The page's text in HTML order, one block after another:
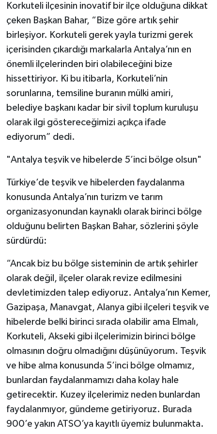
Korkuteli ilçesinin inovatif bir ilçe olduğuna dikkat
çeken Başkan Bahar, “Bize göre artık şehir
birleşiyor. Korkuteli gerek yayla turizmi gerek
içerisinden çıkardığı markalarla Antalya’nın en
önemli ilçelerinden biri olabileceğini bize
hissettiriyor. Ki bu itibarla, Korkuteli’nin
sorunlarına, temsiline buranın mülki amiri,
belediye başkanı kadar bir sivil toplum kuruluşu
olarak ilgi göstereceğimizi açıkça ifade
ediyorum” dedi.
"Antalya teşvik ve hibelerde 5’inci bölge olsun"
Türkiye’de teşvik ve hibelerden faydalanma
konusunda Antalya’nın turizm ve tarım
organizasyonundan kaynaklı olarak birinci bölge
olduğunu belirten Başkan Bahar, sözlerini şöyle
sürdürdü:
“Ancak biz bu bölge sisteminin de artık şehirler
olarak değil, ilçeler olarak revize edilmesini
devletimizden talep ediyoruz. Antalya’nın Kemer,
Gazipaşa, Manavgat, Alanya gibi ilçeleri teşvik ve
hibelerde belki birinci sırada olabilir ama Elmalı,
Korkuteli, Akseki gibi ilçelerimizin birinci bölge
olmasının doğru olmadığını düşünüyorum. Teşvik
ve hibe alma konusunda 5’inci bölge olmamız,
bunlardan faydalanmamızı daha kolay hale
getirecektir. Kuzey ilçelerimiz neden bunlardan
faydalanmıyor, gündeme getiriyoruz. Burada
900’e yakın ATSO’ya kayıtlı üyemiz bulunmakta.